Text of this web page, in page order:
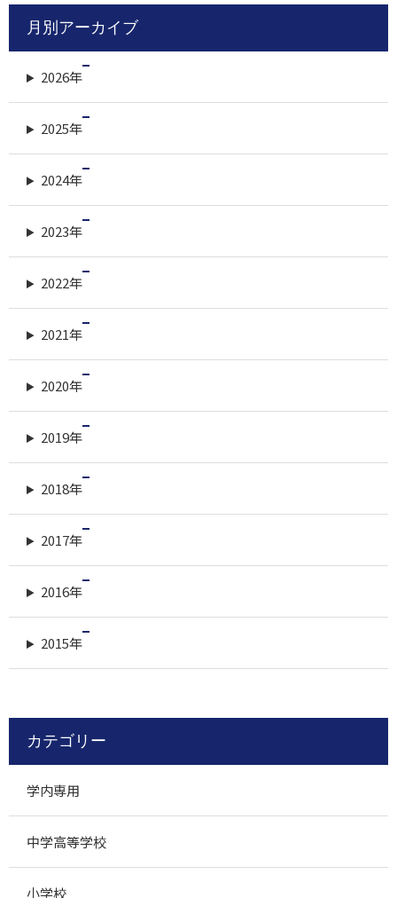
月別アーカイブ
2026年
2025年
2024年
2023年
2022年
2021年
2020年
2019年
2018年
2017年
2016年
2015年
カテゴリー
学内専用
中学高等学校
小学校